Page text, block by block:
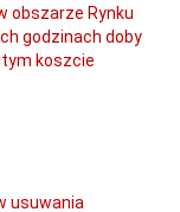
obszarze Rynku
godzinach doby
koszcie
usuwania